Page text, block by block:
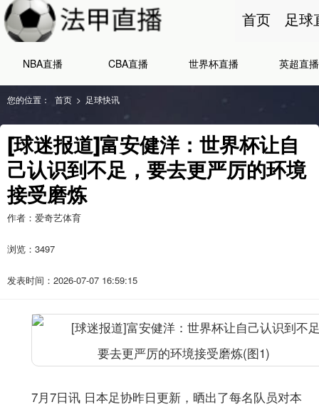
首页 足球
NBA直播 CBA直播 世界杯直播 英超直播
您的位置： 首页 > 足球快讯
[球迷报道]富安健洋：世界杯让自
己认识到不足，要去更严厉的环境
接受磨炼
作者：爱奇艺体育
浏览： 3497
发表时间：2026-07-07 16:59:15
7月7日讯 日本足协昨日更新，晒出了每名队员对本